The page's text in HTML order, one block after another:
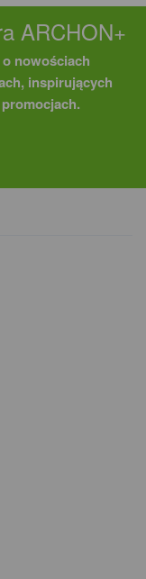
ARCHON+
nowościach
inspirujących